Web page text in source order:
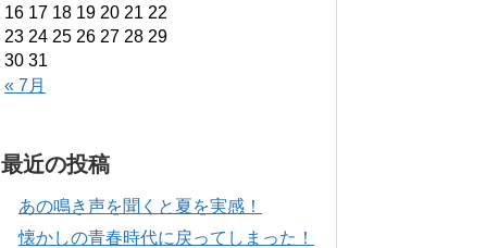
« 7月
16 17 18 19 20 21 22
23 24 25 26 27 28 29
30 31
最近の投稿
あの鳴き声を聞くと夏を実感！
懐かしの青春時代に戻ってしまった！